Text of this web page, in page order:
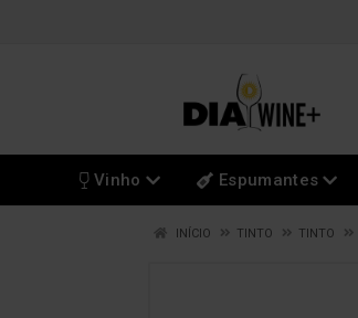
Vinho Espumantes
INÍCIO TINTO TINTO